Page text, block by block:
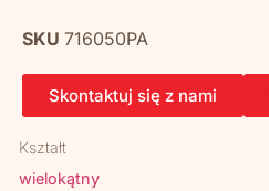
SKU 716050PA
Skontaktuj się z nami
Kształt
wielokątny